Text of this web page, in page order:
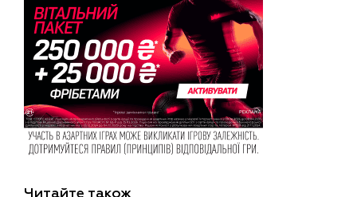
Читайте також